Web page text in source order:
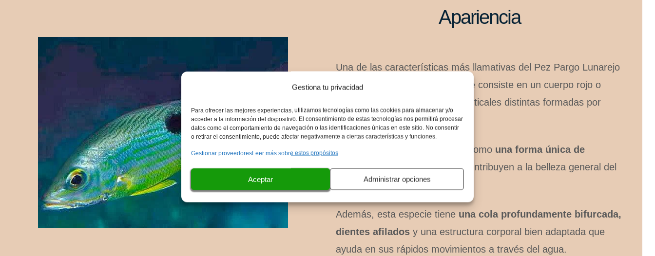
Gestiona tu privacidad
Para ofrecer las mejores experiencias, utilizamos tecnologías como las cookies para almacenar y/o
acceder a la información del dispositivo. El consentimiento de estas tecnologías nos permitirá procesar
datos como el comportamiento de navegación o las identificaciones únicas en este sitio. No consentir
o retirar el consentimiento, puede afectar negativamente a ciertas características y funciones.
Gestionar proveedoresLeer más sobre estos propósitos
Aceptar Administrar opciones
Apariencia
Una de las características más llamativas del Pez Pargo Lunarejo
essu coloración vibrante,
que consiste en un cuerpo rojo o
naranja mezclado con rayas verticales distintas formadas por
manchas claras.
Estas manchas no solo sirven como una forma única de
camuflaje, sino que también contribuyen a la belleza general del
Además, esta especie tiene una cola profundamente bifurcada,
dientes afilados y una estructura corporal bien adaptada que
ayuda en sus rápidos movimientos a través del agua.